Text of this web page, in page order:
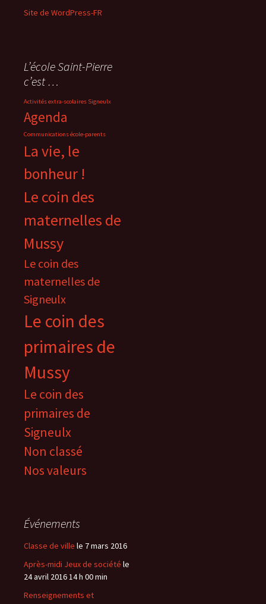
Site de WordPress-FR
L’école Saint-Pierre
c’est …
Activités extra-scolaires Signeulx
Agenda
Communications école-parents
La vie, le
bonheur !
Le coin des
maternelles de
Mussy
Le coin des
maternelles de
Signeulx
Le coin des
primaires de
Mussy
Le coin des
primaires de
Signeulx
Non classé
Nos valeurs
Événements
Classe de ville le 7 mars 2016
Après-midi Jeux de société le
24 avril 2016 14 h 00 min
Renseignements et